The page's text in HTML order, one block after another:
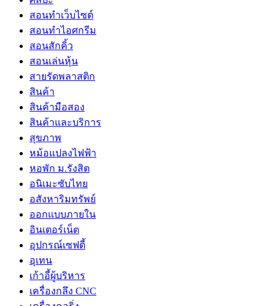
สอนทำเว็บไซต์
สอนทำไอศกรีม
สอนสักคิ้ว
สอนเล่นหุ้น
สายรัดพลาสติก
สินค้า
สินค้ามือสอง
สินค้าและบริการ
สุขภาพ
หม้อแปลงไฟฟ้า
หอพัก ม.รังสิต
อนิเมะซับไทย
อสังหาริมทรัพย์
ออกแบบภายใน
อินเตอร์เน็ต
อุปกรณ์เซฟตี้
อุเทน
เก้าอี้ผู้บริหาร
เครื่องกลึง CNC